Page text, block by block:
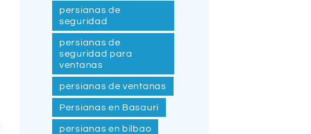
persianas de
seguridad
persianas de
seguridad para
ventanas
persianas de ventanas
Persianas en Basauri
persianas en bilbao